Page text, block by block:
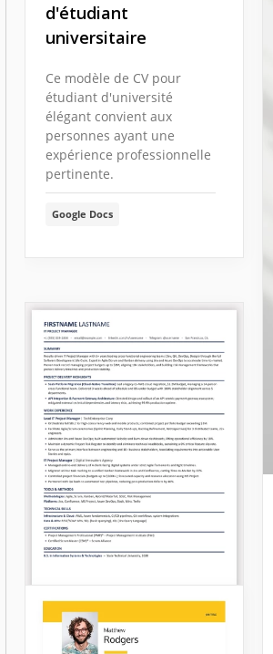
d'étudiant
universitaire
Ce modèle de CV pour
étudiant d'université
élégant convient aux
personnes ayant une
expérience professionnelle
pertinente.
Google Docs